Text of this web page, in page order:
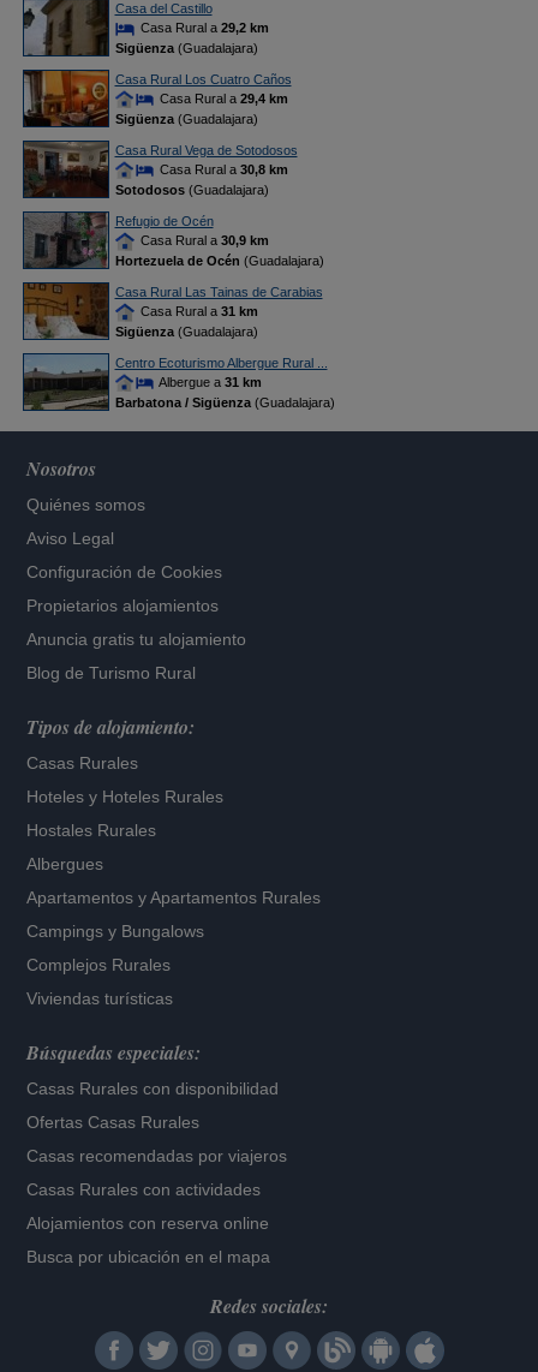
Casa del Castillo
Casa Rural a 29,2 km
Sigüenza(Guadalajara)
Casa Rural Los Cuatro Caños
Casa Rural a 29,4 km
Sigüenza(Guadalajara)
Casa Rural Vega de Sotodosos
Casa Rural a 30,8 km
Sotodosos(Guadalajara)
Refugio de Océn
Casa Rural a 30,9 km
Hortezuela de Océn (Guadalajara)
Casa Rural Las Tainas de Carabias
Casa Rural a 31 km
Sigüenza(Guadalajara)
Centro Ecoturismo Albergue Rural ...
Albergue a 31 km
Barbatona / Sigüenza(Guadalajara)
Nosotros
Quiénes somos
Aviso Legal
Configuración de Cookies
Propietarios alojamientos
Anuncia gratis tu alojamiento
Blog de Turismo Rural
Tipos de alojamiento:
Casas Rurales
Hoteles y Hoteles Rurales
Hostales Rurales
Albergues
Apartamentos yApartamentos Rurales
Campings y Bungalows
Complejos Rurales
Viviendas turísticas
Búsquedas especiales:
Casas Rurales con disponibilidad
Ofertas Casas Rurales
Casas recomendadas por viajeros
Casas Rurales con actividades
Alojamientos con reserva online
Busca por ubicación en el mapa
Redes sociales: